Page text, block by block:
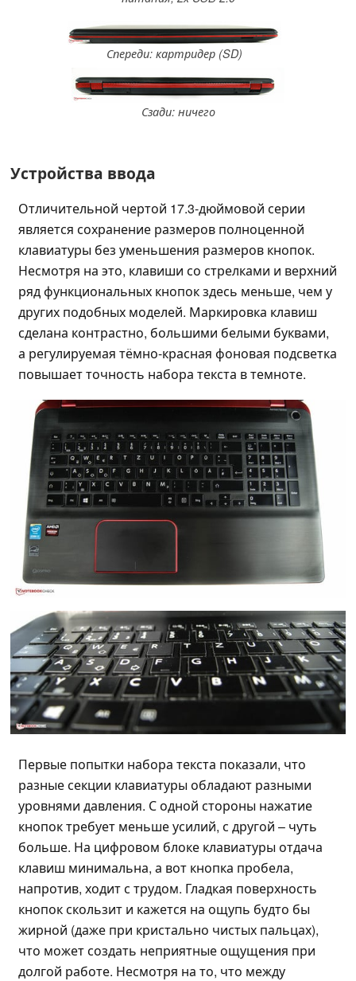
Спереди: картридер (SD)
Сзади: ничего
Устройства ввода
Отличительной чертой 17.3-дюймовой серии
является сохранение размеров полноценной
клавиатуры без уменьшения размеров кнопок.
Несмотря на это, клавиши со стрелками и верхний
ряд функциональных кнопок здесь меньше, чем у
других подобных моделей. Маркировка клавиш
сделана контрастно, большими белыми буквами,
а регулируемая тёмно-красная фоновая подсветка
повышает точность набора текста в темноте.
Первые попытки набора текста показали, что
разные секции клавиатуры обладают разными
уровнями давления. С одной стороны нажатие
кнопок требует меньше усилий, с другой – чуть
больше. На цифровом блоке клавиатуры отдача
клавиш минимальна, а вот кнопка пробела,
напротив, ходит с трудом. Гладкая поверхность
кнопок скользит и кажется на ощупь будто бы
жирной (даже при кристально чистых пальцах),
что может создать неприятные ощущения при
долгой работе. Несмотря на то, что между